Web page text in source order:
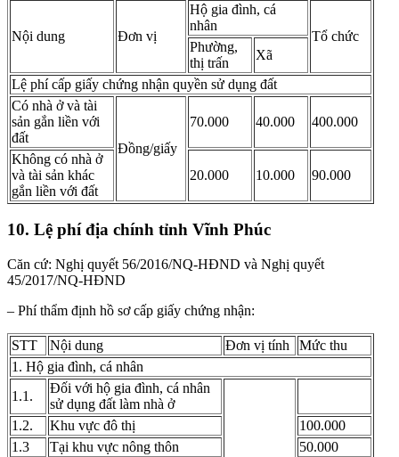
Nội dung Đơn vị
Hộ gia đình, cá
nhân
Tổ chức
Phường,
thị trấn
Xã
Lệ phí cấp giấy chứng nhận quyền sử dụng đất
Có nhà ở và tài
sản gắn liền với
đất
Đồng/giấy
70.000 40.000 400.000
Không có nhà ở
và tài sản khác
gắn liền với đất
20.000 10.000 90.000
10. Lệ phí địa chính tỉnh Vĩnh Phúc
Căn cứ: Nghị quyết 56/2016/NQ-HĐND và Nghị quyết
45/2017/NQ-HĐND
– Phí thẩm định hồ sơ cấp giấy chứng nhận:
STT Nội dung Đơn vị tính
Mức thu
1. Hộ gia đình, cá nhân
1.1.
Đối với hộ gia đình, cá nhân
sử dụng đất làm nhà ở
1.2. Khu vực đô thị
100.000
1.3
Tại khu vực nông thôn 50.000